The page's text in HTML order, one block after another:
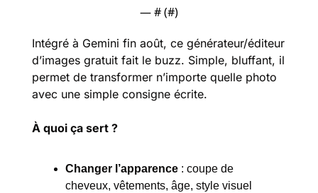
— # (#)
Intégré à Gemini fin août, ce générateur/éditeur
d’images gratuit fait le buzz. Simple, bluffant, il
permet de transformer n’importe quelle photo
avec une simple consigne écrite.
À quoi ça sert ?
Changer l’apparence : coupe de
cheveux, vêtements, âge, style visuel